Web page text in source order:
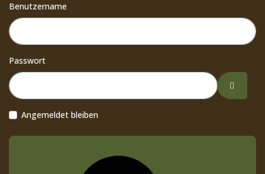
Benutzername
Passwort
Angemeldet bleiben